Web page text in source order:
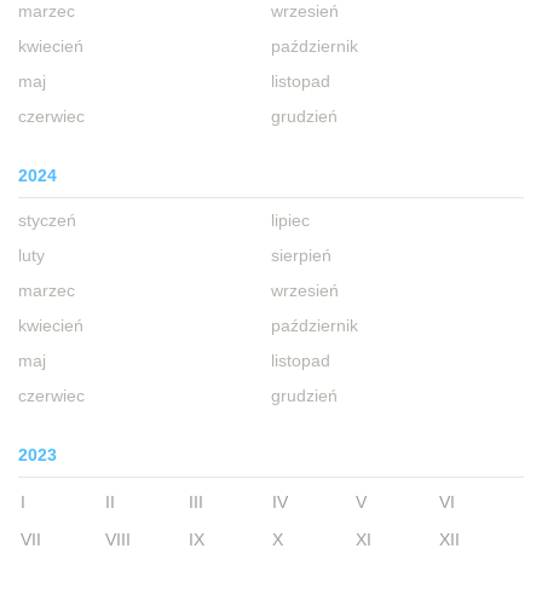
marzec
kwiecień
maj
czerwiec
wrzesień
październik
listopad
grudzień
2024
styczeń
luty
marzec
kwiecień
maj
czerwiec
lipiec
sierpień
wrzesień
październik
listopad
grudzień
2023
I II III IV V
VI
VII
VIII IX X XI XII